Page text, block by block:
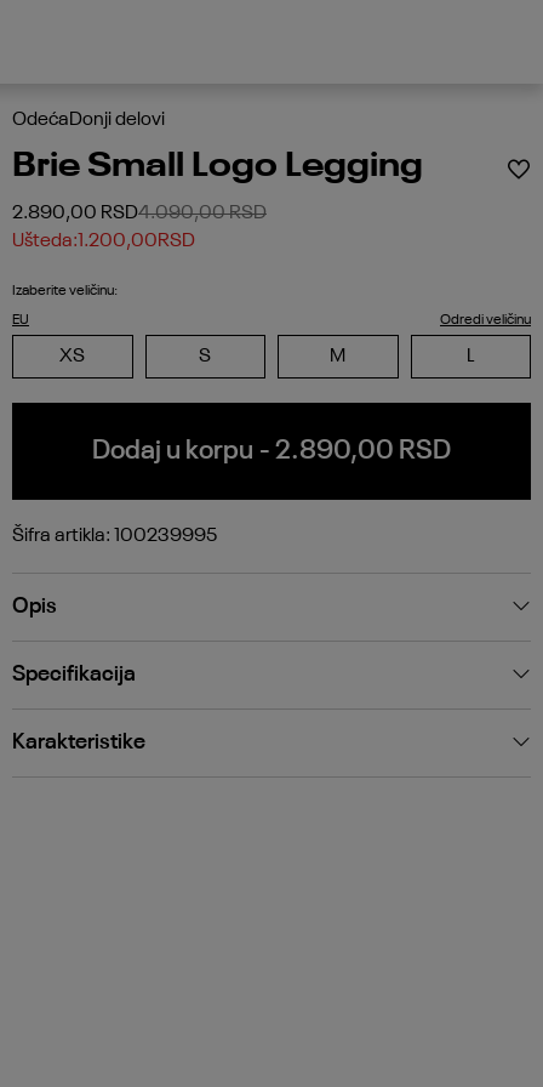
OdećaDonji delovi
Brie Small Logo Legging
2.890,00 RSD4.090,00RSD
Ušteda: 1.200,00RSD
Izaberite veličinu:
EU
Odredi veličinu
XS S M L
Dodaj u korpu - 2.890,00 RSD
Šifra artikla: 100239995
Opis
Specifikacija
Karakteristike